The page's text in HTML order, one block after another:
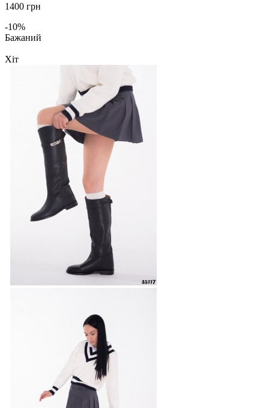
1400 грн
-10%
Бажаний
Хіт